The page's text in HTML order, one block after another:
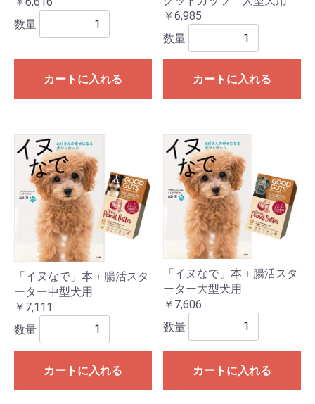
数量
カートに入れる
￥6,985
数量
カートに入れる
「イヌなで」本＋腸活スタ
ーター中型犬用
￥7,111
数量
カートに入れる
「イヌなで」本＋腸活スタ
ーター大型犬用
￥7,606
数量
カートに入れる